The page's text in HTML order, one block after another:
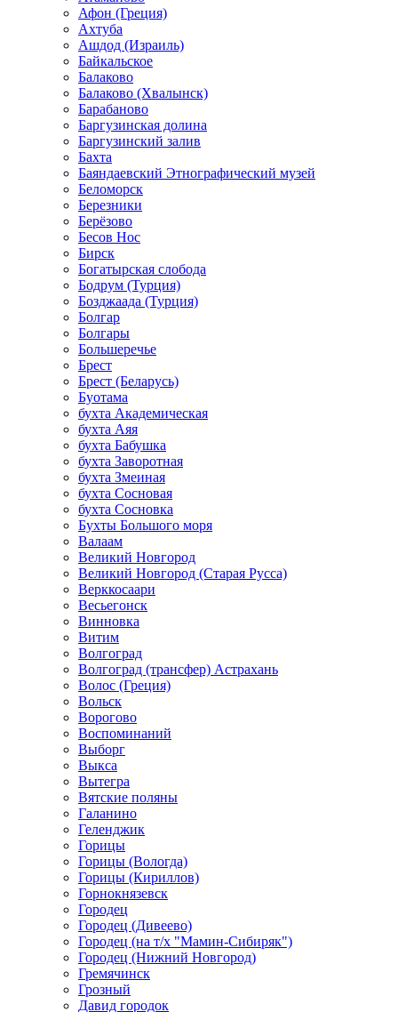
Афон (Греция)
Ахтуба
Ашдод (Израиль)
Байкальское
Балаково
Балаково (Хвалынск)
Барабаново
Баргузинская долина
Баргузинский залив
Бахта
Баяндаевский Этнографический музей
Беломорск
Березники
Берёзово
Бесов Нос
Бирск
Богатырская слобода
Бодрум (Турция)
Бозджаада (Турция)
Болгар
Болгары
Большеречье
Брест
Брест (Беларусь)
Буотама
бухта Академическая
бухта Аяя
бухта Бабушка
бухта Заворотная
бухта Змеиная
бухта Сосновая
бухта Сосновка
Бухты Большого моря
Валаам
Великий Новгород
Великий Новгород (Старая Русса)
Верккосаари
Весьегонск
Винновка
Витим
Волгоград
Волгоград (трансфер) Астрахань
Волос (Греция)
Вольск
Ворогово
Воспоминаний
Выборг
Выкса
Вытегра
Вятские поляны
Галанино
Геленджик
Горицы
Горицы (Вологда)
Горицы (Кириллов)
Горнокнязевск
Городец
Городец (Дивеево)
Городец (на т/х "Мамин-Сибиряк")
Городец (Нижний Новгород)
Гремячинск
Грозный
Давид городок